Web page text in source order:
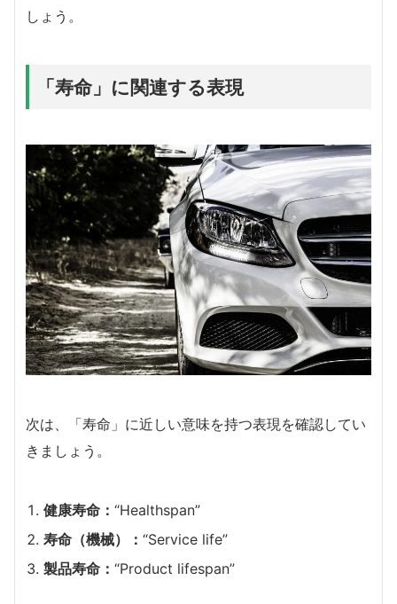
しょう。
「寿命」に関連する表現
次は、「寿命」に近しい意味を持つ表現を確認してい
きましょう。
健康寿命： “Healthspan”
寿命（機械）： “Service life”
製品寿命： “Product lifespan”